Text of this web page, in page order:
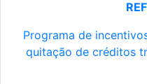
Programa de
quitação de créditos